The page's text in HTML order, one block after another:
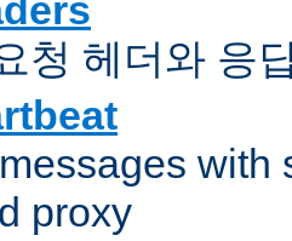
청 헤더와 응
with
proxy